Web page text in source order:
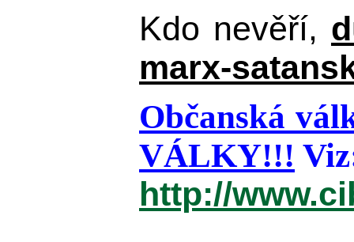
Kdo nevěří,
marx-
Občanská
VÁLKY!!!
http://